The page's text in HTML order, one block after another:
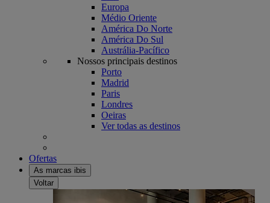
Europa
Médio Oriente
América Do Norte
América Do Sul
Austrália-Pacífico
Nossos principais destinos
Porto
Madrid
Paris
Londres
Oeiras
Ver todas as destinos
Ofertas
As marcas ibis
Voltar